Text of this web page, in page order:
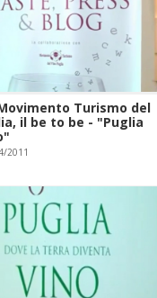
Turismo del
il be to be - "Puglia
2011